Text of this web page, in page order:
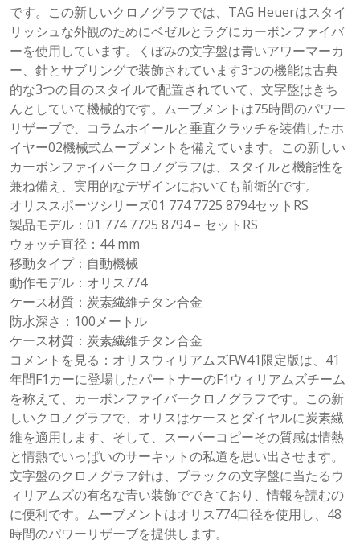
です。この新しいクロノグラフでは、TAG Heuerはスタイ
リッシュな外観のためにベゼルとラグにカーボンファイバ
ーを使用しています。くぼみの文字盤は青いアワーマーカ
ー、針とサブリングで装飾されています3つの機能は古典
的な3つの目のスタイルで配置されていて、文字盤はきち
んとしていて機械的です。ムーブメントは75時間のパワー
リザーブで、コラムホイールと垂直クラッチを装備したホ
イヤー02機械式ムーブメントを備えています。この新しい
カーボンファイバークロノグラフは、スタイルと機能性を
兼ね備え、実用的なデザインにおいても前衛的です。
オリススポーツシリーズ01 774 7725 8794セットRS
製品モデル：01 774 7725 8794 – セットRS
ウォッチ直径：44 mm
移動タイプ：自動機械
動作モデル：オリス774
ケース材質：炭素繊維チタン合金
防水深さ：100メートル
ケース材質：炭素繊維チタン合金
コメントを見る：オリスウィリアムズFW41限定版は、41
年間F1カーに登場したパートナーのF1ウィリアムズチーム
を称えて、カーボンファイバークロノグラフです。この新
しいクロノグラフで、オリスはケースとダイヤルに炭素繊
維を適用します、そして、スーパーコピーその質感は情熱
と情熱でいっぱいのサーキットの私道を思い出させます。
文字盤のクロノグラフ針は、ブラックの文字盤に当たるウ
ィリアムズの有名な青い装飾でできており、情報を読むの
に便利です。ムーブメントはオリス774口径を使用し、48
時間のパワーリザーブを提供します。